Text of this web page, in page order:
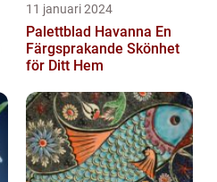
11 januari 2024
Palettblad Havanna En
Färgsprakande Skönhet
för Ditt Hem